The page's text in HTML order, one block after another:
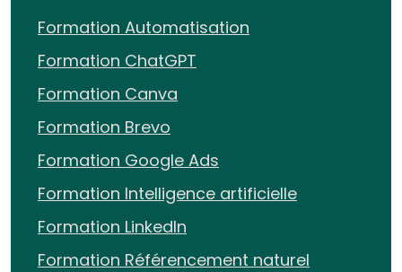
Formation Automatisation
Formation ChatGPT
Formation Canva
Formation Brevo
Formation Google Ads
Formation Intelligence artificielle
Formation LinkedIn
Formation Référencement naturel